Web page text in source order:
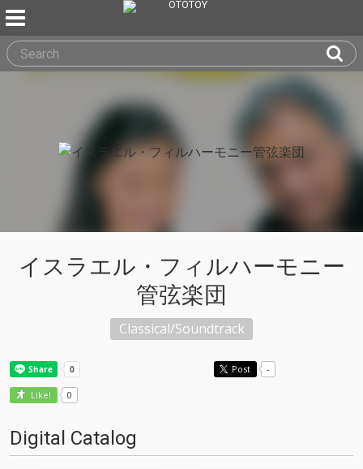
イスラエル・フィルハーモニー
管弦楽団
Classical/Soundtrack
Post -
Like! 0
Digital Catalog